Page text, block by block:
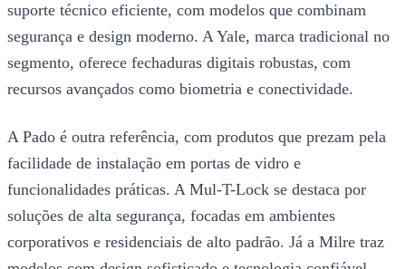
suporte técnico eficiente, com modelos que combinam
segurança e design moderno. A Yale, marca tradicional no
segmento, oferece fechaduras digitais robustas, com
recursos avançados como biometria e conectividade.
A Pado é outra referência, com produtos que prezam pela
facilidade de instalação em portas de vidro e
funcionalidades práticas. A Mul-T-Lock se destaca por
soluções de alta segurança, focadas em ambientes
corporativos e residenciais de alto padrão. Já a Milre traz